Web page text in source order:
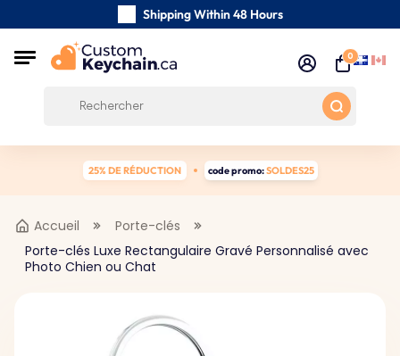
Shipping Within 48 Hours
Customer reviews:
0
25% DE RÉDUCTION code promo:SOLDES25
Accueil
Porte-clés
Porte-clés Luxe Rectangulaire Gravé Personnalisé avec
Photo Chien ou Chat